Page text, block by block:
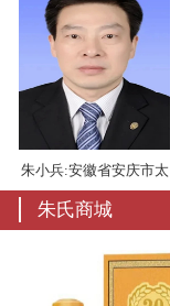
朱小兵:安徽省安庆市太
湖县委书记
朱氏商城